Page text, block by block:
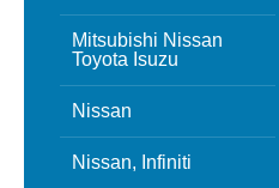
Mitsubishi Nissan
Toyota Isuzu
Nissan
Nissan, Infiniti